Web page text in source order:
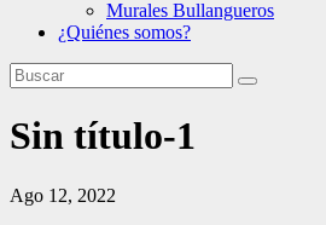
Murales Bullangueros
¿Quiénes somos?
Sin título-1
Ago 12, 2022